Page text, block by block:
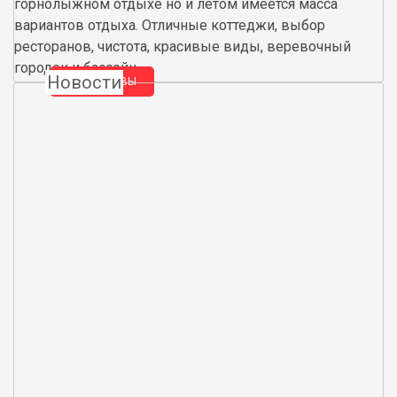
горнолыжном отдыхе но и летом имеется масса
вариантов отдыха. Отличные коттеджи, выбор
ресторанов, чистота, красивые виды, веревочный
городок и бассейн.
ВСЕ ОТЗЫВЫ
Новости